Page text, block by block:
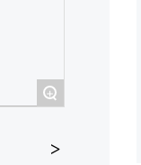
+